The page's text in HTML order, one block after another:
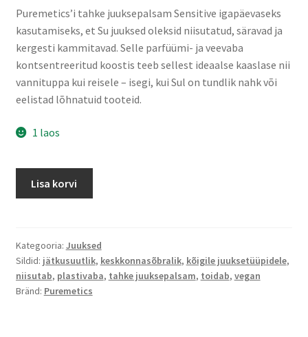
Puremetics’i tahke juuksepalsam Sensitive igapäevaseks
kasutamiseks, et Su juuksed oleksid niisutatud, säravad ja
kergesti kammitavad. Selle parfüümi- ja veevaba
kontsentreeritud koostis teeb sellest ideaalse kaaslase nii
vannituppa kui reisele – isegi, kui Sul on tundlik nahk või
eelistad lõhnatuid tooteid.
1 laos
kogus
Lisa korvi
Kategooria: Juuksed
Sildid: jätkusuutlik, keskkonnasõbralik, kõigile juuksetüüpidele,
niisutab, plastivaba, tahke juuksepalsam, toidab, vegan
Bränd: Puremetics